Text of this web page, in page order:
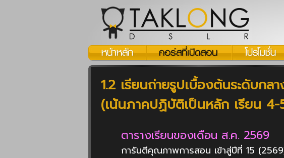
1.2 เรียนถ่ายรูปเบื้องต้นระดับก
(เน้นภาคปฏิบัติเป็นหลัก เรียน 4-
ตารางเรียนของเดือน ส.ค. 2569
การันตีคุณภาพการสอน เข้าสู่ปีที่ 15